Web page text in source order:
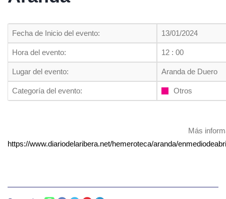
Fecha de Inicio del evento: 13/01/2024
Hora del evento: 12 : 00
Lugar del evento: Aranda de Duero
Categoría del evento: Otros
Más
https://www.diariodelaribera.net/hemeroteca/aranda/